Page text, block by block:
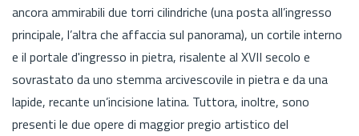
ancora ammirabili due torri cilindriche (una posta all’ingresso
principale, l’altra che affaccia sul panorama), un cortile interno
e il portale d'ingresso in pietra, risalente al XVII secolo e
sovrastato da uno stemma arcivescovile in pietra e da una
lapide, recante un’incisione latina. Tuttora, inoltre, sono
presenti le due opere di maggior pregio artistico del